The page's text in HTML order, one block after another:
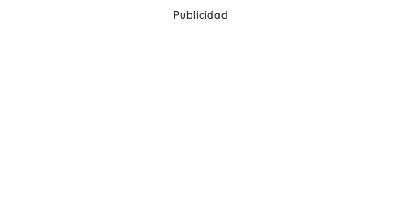
Publicidad